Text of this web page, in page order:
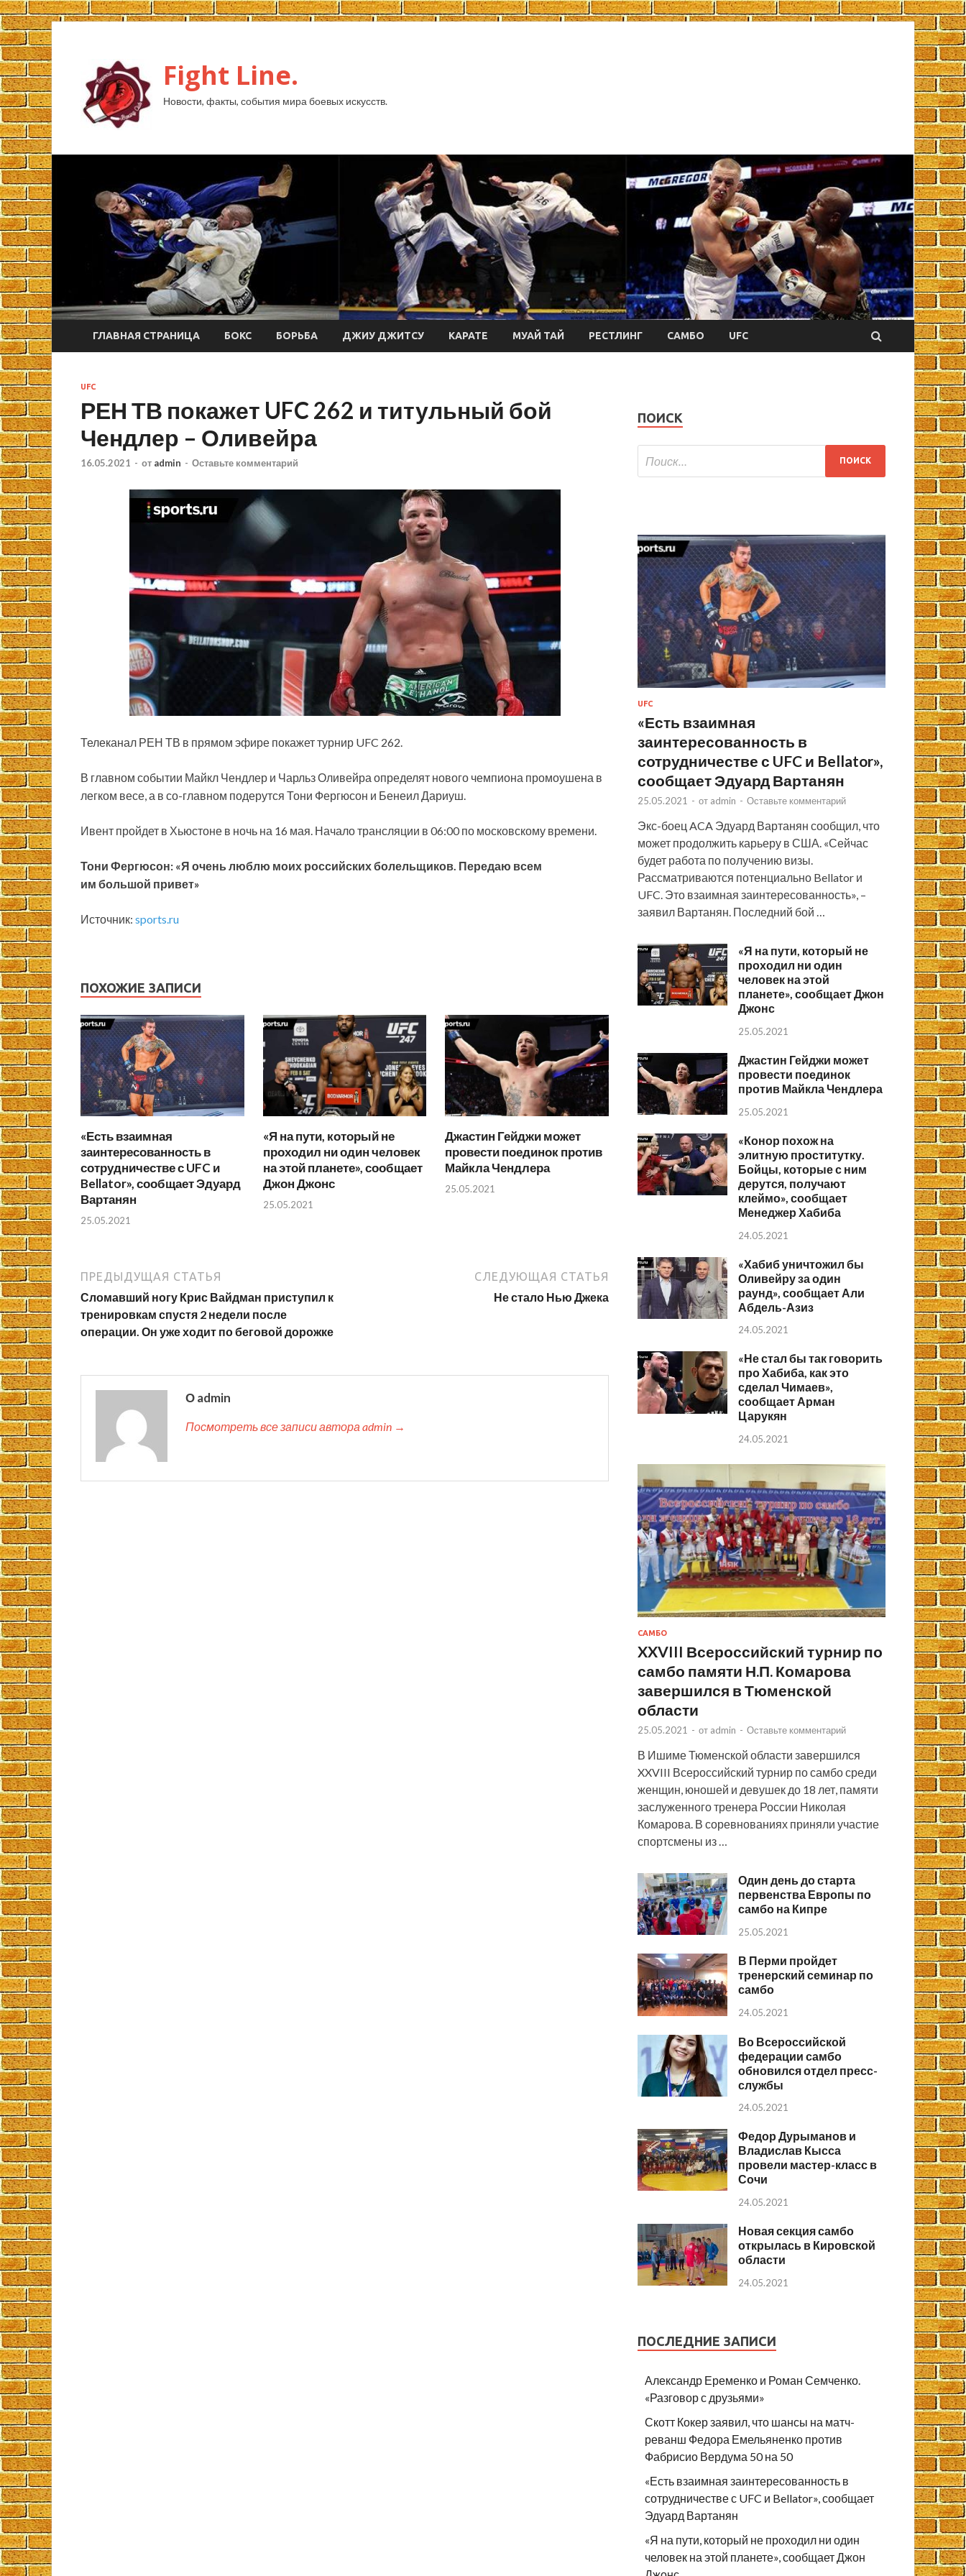
Fight Line.
Новости, факты, события мира боевых искусств.
ГЛАВНАЯ СТРАНИЦА БОКС БОРЬБА ДЖИУ ДЖИТСУ КАРАТЕ МУАЙ ТАЙ РЕСТЛИНГ САМБО UFC
UFC
РЕН ТВ покажет UFC 262 и титульный бой
Чендлер – Оливейра
16.05.2021 - от admin - Оставьте комментарий
Телеканал РЕН ТВ в прямом эфире покажет турнир UFC 262.
В главном событии Майкл Чендлер и Чарльз Оливейра определят нового чемпиона промоушена в
легком весе, а в со-главном подерутся Тони Фергюсон и Бенеил Дариуш.
Ивент пройдет в Хьюстоне в ночь на 16 мая. Начало трансляции в 06:00 по московскому времени.
Тони Фергюсон: «Я очень люблю моих российских болельщиков. Передаю всем
им большой привет»
Источник: sports.ru
ПОХОЖИЕ ЗАПИСИ
«Есть взаимная
заинтересованность в
сотрудничестве с UFC и
Bellator», сообщает Эдуард
Вартанян
25.05.2021
«Я на пути, который не
проходил ни один человек
на этой планете», сообщает
Джон Джонс
25.05.2021
Джастин Гейджи может
провести поединок против
Майкла Чендлера
25.05.2021
ПРЕДЫДУЩАЯ СТАТЬЯ
Сломавший ногу Крис Вайдман приступил к
тренировкам спустя 2 недели после
операции. Он уже ходит по беговой дорожке
СЛЕДУЮЩАЯ СТАТЬЯ
Не стало Нью Джека
О admin
Посмотреть все записи автора admin →
ПОИСК
UFC
«Есть взаимная
заинтересованность в
сотрудничестве с UFC и Bellator»,
сообщает Эдуард Вартанян
25.05.2021 - от admin - Оставьте комментарий
Экс-боец ACA Эдуард Вартанян сообщил, что
может продолжить карьеру в США. «Сейчас
будет работа по получению визы.
Рассматриваются потенциально Bellator и
UFC. Это взаимная заинтересованность», –
заявил Вартанян. Последний бой …
«Я на пути, который не
проходил ни один
человек на этой
планете», сообщает Джон
Джонс
25.05.2021
Джастин Гейджи может
провести поединок
против Майкла Чендлера
25.05.2021
«Конор похож на
элитную проститутку.
Бойцы, которые с ним
дерутся, получают
клеймо», сообщает
Менеджер Хабиба
24.05.2021
«Хабиб уничтожил бы
Оливейру за один
раунд», сообщает Али
Абдель-Азиз
24.05.2021
«Не стал бы так говорить
про Хабиба, как это
сделал Чимаев»,
сообщает Арман
Царукян
24.05.2021
САМБО
XXVIII Всероссийский турнир по
самбо памяти Н.П. Комарова
завершился в Тюменской
области
25.05.2021 - от admin - Оставьте комментарий
В Ишиме Тюменской области завершился
XXVIII Всероссийский турнир по самбо среди
женщин, юношей и девушек до 18 лет, памяти
заслуженного тренера России Николая
Комарова. В соревнованиях приняли участие
спортсмены из …
Один день до старта
первенства Европы по
самбо на Кипре
25.05.2021
В Перми пройдет
тренерский семинар по
самбо
24.05.2021
Во Всероссийской
федерации самбо
обновился отдел пресс-
службы
24.05.2021
Федор Дурыманов и
Владислав Кысса
провели мастер-класс в
Сочи
24.05.2021
Новая секция самбо
открылась в Кировской
области
24.05.2021
ПОСЛЕДНИЕ ЗАПИСИ
Александр Еременко и Роман Семченко.
«Разговор с друзьями»
Скотт Кокер заявил, что шансы на матч-
реванш Федора Емельяненко против
Фабрисио Вердума 50 на 50
«Есть взаимная заинтересованность в
сотрудничестве с UFC и Bellator», сообщает
Эдуард Вартанян
«Я на пути, который не проходил ни один
человек на этой планете», сообщает Джон